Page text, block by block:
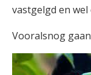
vastgelgd en
Vooralsnog